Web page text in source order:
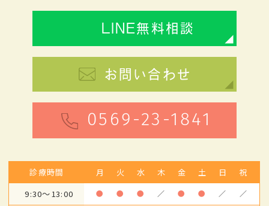
LINE無料相談
お問い合わせ
0569-23-1841
診療時間 月 火 水 木 金 土 日
祝
9:30～13:00
● ● ● ／ ● ● ／ ／